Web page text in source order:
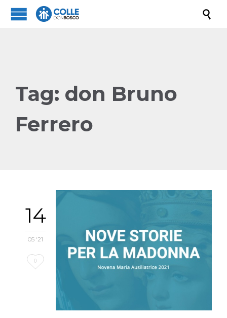

Tag: don Bruno
Ferrero
14
05 '21
Love
0